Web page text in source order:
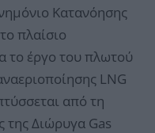
Κατανόησης
πλαίσιο
το έργο του πλωτού
LNG
από τη
της Διώρυγα Gas